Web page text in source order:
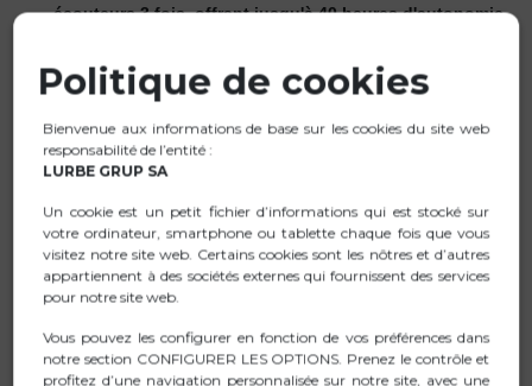
écouteurs 3 fois, offrant jusqu'à 40 heures d'autonomie
toutes les fonctions importantes (Suivant / Précédent /
Pause / Lecture / Volume+ / Volume- / Appeler l'assistant
vocal / Décrocher et raccrocher les appels ou rejeter un
appel entrant) d'une simple pression
10 heures d'autonomie avec une simple charge (à 50%
du volume)
Design minimaliste et ergonomique offrant un
ajustement confortable et sécurisé
Grâce à sa fonction mains libres, vous n'aurez pas
besoin de manipuler le téléphone
Politique de cookies
Bienvenue aux informations de base sur les cookies du site web
responsabilité de l’entité :
LURBE GRUP SA
Un cookie est un petit fichier d’informations qui est stocké sur
votre ordinateur, smartphone ou tablette chaque fois que vous
visitez notre site web. Certains cookies sont les nôtres et d’autres
appartiennent à des sociétés externes qui fournissent des services
pour notre site web.
Vous pouvez les configurer en fonction de vos préférences dans
notre section CONFIGURER LES OPTIONS. Prenez le contrôle et
profitez d’une navigation personnalisée sur notre site, avec une